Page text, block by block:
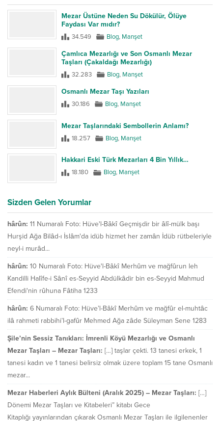
Mezar Üstüne Neden Su Dökülür, Ölüye
Faydası Var mıdır?
34.549 Blog, Manşet
Çamlıca Mezarlığı ve Son Osmanlı Mezar
Taşları (Çakaldağı Mezarlığı)
32.283 Blog, Manşet
Osmanlı Mezar Taşı Yazıları
30.186 Blog, Manşet
Mezar Taşlarındaki Sembollerin Anlamı?
18.257 Blog, Manşet
Hakkari Eski Türk Mezarları 4 Bin Yıllık…
18.180 Blog, Manşet
Sizden Gelen Yorumlar
hârûn: 11 Numaralı Foto: Hüve'l-Bâkî Geçmişdir bir âlî-mülk başı
Hurşid Ağa Bilâd-ı İslâm'da idüb hizmet her zamân İdüb rütbeleriyle
neyl-i murâd...
hârûn: 10 Numaralı Foto: Hüve'l-Bâkî Merhûm ve mağfûrun leh
Kandilli Halîfe-i Sânî es-Seyyid Abdülkâdir bin es-Seyyid Mahmud
Efendi'nin rûhuna Fâtiha 1233
hârûn: 6 Numaralı Foto: Hüve’l-Bâkî Merhûm ve mağfûr el-muhtâc
ilâ rahmeti rabbihi’l-gafûr Mehmed Ağa zâde Süleyman Sene 1283
Şile’nin Sessiz Tanıkları: İmrenli Köyü Mezarlığı ve Osmanlı
Mezar Taşları – Mezar Taşları: […] taşlar çekti. 13 tanesi erkek, 1
tanesi kadın ve 1 tanesi belirsiz olmak üzere toplam 15 tane Osmanlı
mezar...
Mezar Haberleri Aylık Bülteni (Aralık 2025) – Mezar Taşları: […]
Dönemi Mezar Taşları ve Kitabeleri” kitabı Gece
Kitaplığı yayınlarından çıkarak Osmanlı Mezar Taşları ile ilgilenenler